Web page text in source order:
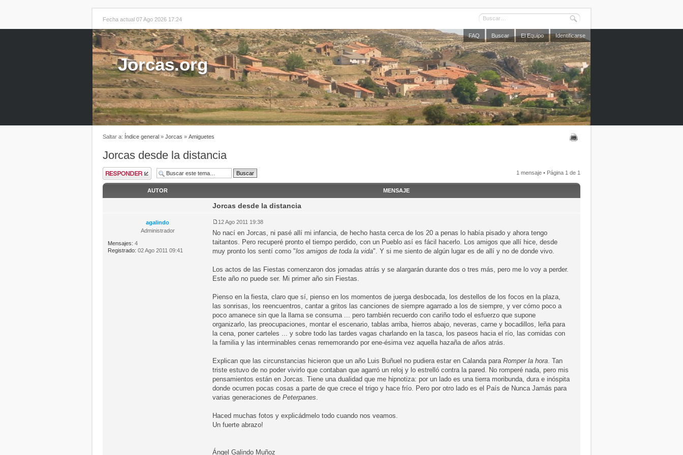
Fecha actual 07 Ago 2026 17:24
FAQ Buscar El Equipo Identificarse
Jorcas.org
Saltar a: Índice general » Jorcas » Amiguetes
Jorcas desde la distancia
1 mensaje • Página 1 de 1
AUTOR MENSAJE
agalindo
Administrador
Mensajes: 4
Registrado: 02 Ago 2011 09:41
Jorcas desde la distancia
12 Ago 2011 19:38
No nací en Jorcas, ni pasé allí mi infancia, de hecho hasta cerca de los 20 a penas lo había pisado y ahora tengo
taitantos. Pero recuperé pronto el tiempo perdido, con un Pueblo así es fácil hacerlo. Los amigos que allí hice, desde
muy pronto los sentí como "los amigos de toda la vida". Y si me siento de algún lugar es de allí y no de donde vivo.
Los actos de las Fiestas comenzaron dos jornadas atrás y se alargarán durante dos o tres más, pero me lo voy a perder.
Este año no puede ser. Mi primer año sin Fiestas.
Pienso en la fiesta, claro que sí, pienso en los momentos de juerga desbocada, los destellos de los focos en la plaza,
las sonrisas, los reencuentros, cantar a gritos las canciones de siempre agarrado a los de siempre, y ver cómo poco a
poco amanece sin que la llama se consuma ... pero también recuerdo con cariño todo el esfuerzo que supone
organizarlo, las preocupaciones, montar el escenario, tablas arriba, hierros abajo, neveras, carne y bocadillos, leña para
la cena, poner carteles ... y sobre todo las tardes vagas charlando en la tasca, los paseos hacia el río, las comidas con
la familia y las interminables cenas rememorando por ene-ésima vez aquella hazaña de años atrás.
Explican que las circunstancias hicieron que un año Luis Buñuel no pudiera estar en Calanda paraRomper la hora . Tan
triste estuvo de no poder vivirlo que contaban que agarró un reloj y lo estrelló contra la pared. No romperé nada, pero mis
pensamientos están en Jorcas. Tiene una dualidad que me hipnotiza: por un lado es una tierra moribunda, dura e inóspita
donde ocurren pocas cosas a parte de que crece el trigo y hace frío. Pero por otro lado es el País de Nunca Jamás para
varias generaciones dePeterpanes
Haced muchas fotos y explicádmelo todo cuando nos veamos.
Un fuerte abrazo!
Ángel Galindo Muñoz